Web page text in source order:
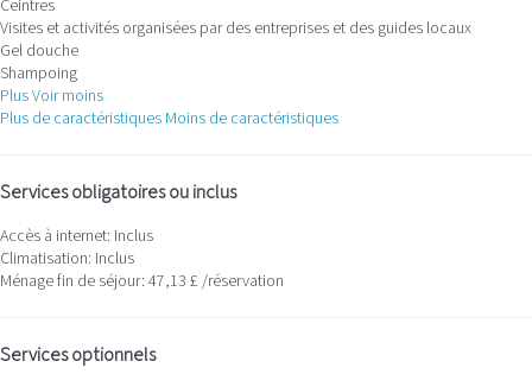
Ceintres
Visites et activités organisées par des entreprises et des guides locaux
Gel douche
Shampoing
PlusVoir moins
Plus de caractéristiques Moins de caractéristiques
Services obligatoires ou inclus
Accès à internet: Inclus
Climatisation: Inclus
Ménage fin de séjour: 47,13 £ /réservation
Services optionnels